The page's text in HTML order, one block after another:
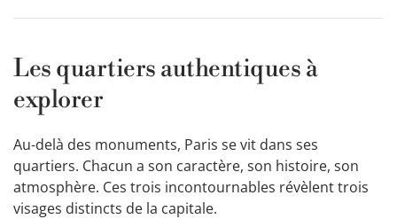
Les quartiers authentiques à
explorer
Au-delà des monuments, Paris se vit dans ses
quartiers. Chacun a son caractère, son histoire, son
atmosphère. Ces trois incontournables révèlent trois
visages distincts de la capitale.